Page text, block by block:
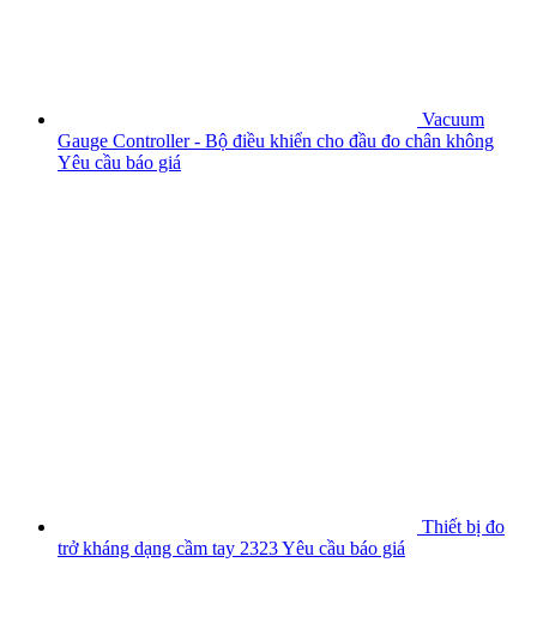
Vacuum
Gauge Controller - Bộ điều khiển cho đầu đo chân không
Yêu cầu báo giá
Thiết bị đo
trở kháng dạng cầm tay 2323Yêu cầu báo giá